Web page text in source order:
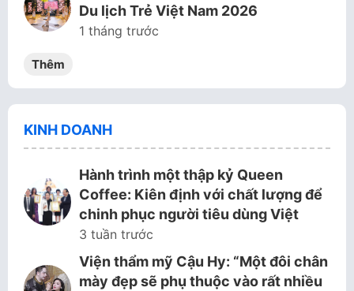
Du lịch Trẻ Việt Nam 2026
1 tháng trước
Thêm
KINH DOANH
Hành trình một thập kỷ Queen
Coffee: Kiên định với chất lượng để
chinh phục người tiêu dùng Việt
3 tuần trước
Viện thẩm mỹ Cậu Hy: “Một đôi chân
mày đẹp sẽ phụ thuộc vào rất nhiều